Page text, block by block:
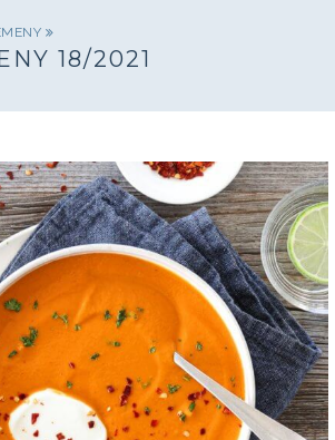
18/2021